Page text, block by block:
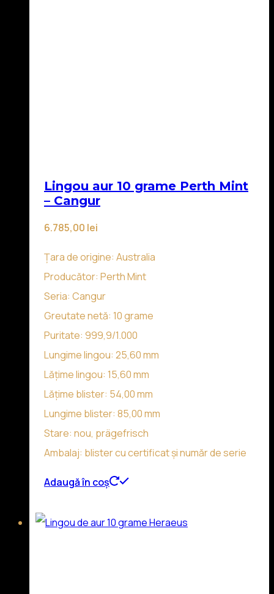
Lingou aur 10 grame Perth Mint
– Cangur
6.785,00 lei
Țara de origine: Australia
Producător: Perth Mint
Seria: Cangur
Greutate netă: 10 grame
Puritate: 999,9/1.000
Lungime lingou: 25,60 mm
Lățime lingou: 15,60 mm
Lățime blister: 54,00 mm
Lungime blister: 85,00 mm
Stare: nou, prägefrisch
Ambalaj: blister cu certificat și număr de serie
Adaugă în coș